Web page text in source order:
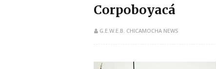
Corpoboyacá
G.E.W.E.B. CHICAMOCHA NEWS